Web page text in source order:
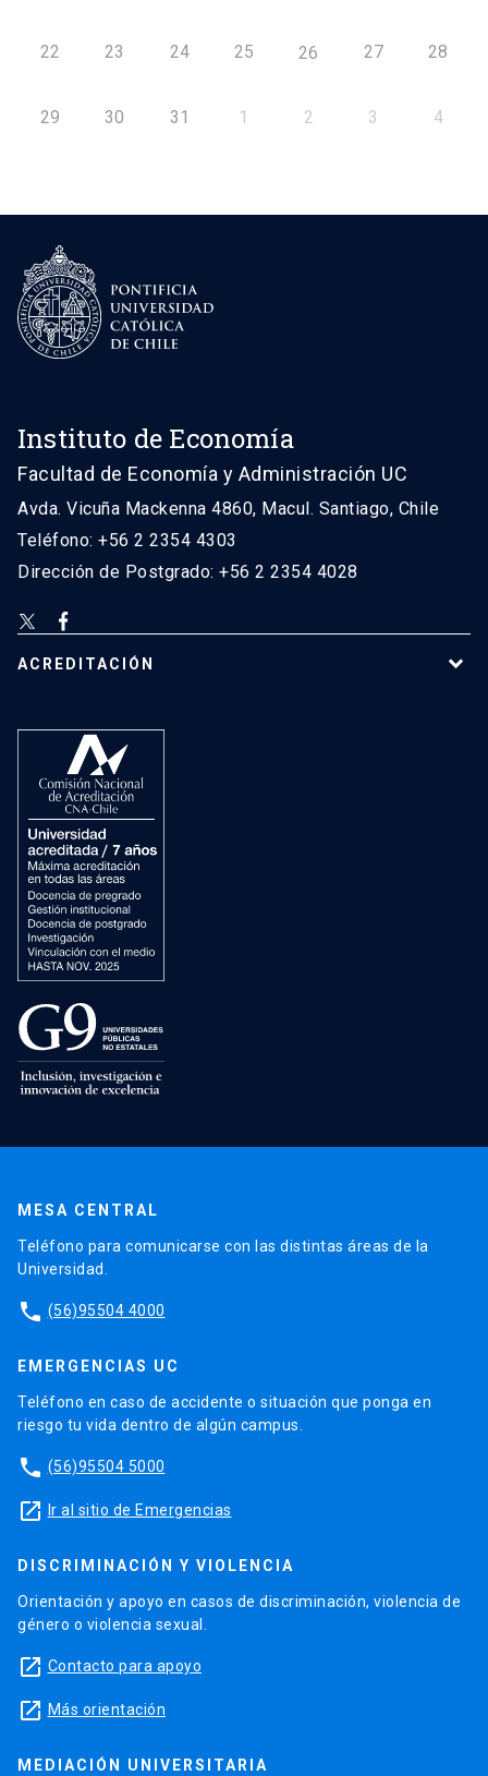
22 23 24 25 26 27 28
29 30 31 1 2 3 4
Instituto de Economía
Facultad de Economía y Administración UC
Avda. Vicuña Mackenna 4860, Macul. Santiago, Chile
Teléfono: +56 2 2354 4303
Dirección de Postgrado: +56 2 2354 4028
ACREDITACIÓN
MESA CENTRAL
Teléfono para comunicarse con las distintas áreas de la
Universidad.
phone (56)95504 4000
EMERGENCIAS UC
Teléfono en caso de accidente o situación que ponga en
riesgo tu vida dentro de algún campus.
phone (56)95504 5000
launch Ir al sitio de Emergencias
DISCRIMINACIÓN Y VIOLENCIA
Orientación y apoyo en casos de discriminación, violencia de
género o violencia sexual.
launch Contacto para apoyo
launch Más orientación
MEDIACIÓN UNIVERSITARIA